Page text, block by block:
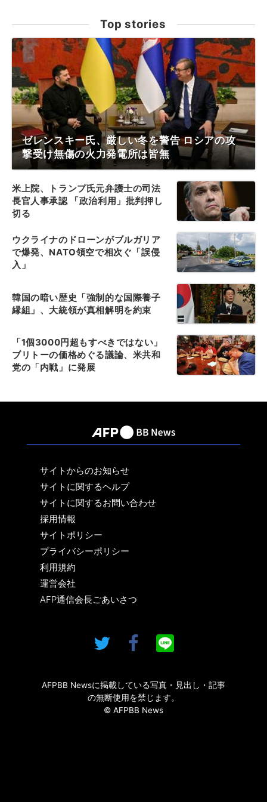
Top stories
ゼレンスキー氏、厳しい冬を警告 ロシアの攻
撃受け無傷の火力発電所は皆無
米上院、トランプ氏元弁護士の司法
長官人事承認 「政治利用」批判押し
切る
ウクライナのドローンがブルガリア
で爆発、NATO領空で相次ぐ「誤侵
入」
韓国の暗い歴史「強制的な国際養子
縁組」、大統領が真相解明を約束
「1個3000円超もすべきではない」
ブリトーの価格めぐる議論、米共和
党の「内戦」に発展
サイトからのお知らせ
サイトに関するヘルプ
サイトに関するお問い合わせ
採用情報
サイトポリシー
プライバシーポリシー
利用規約
運営会社
AFP通信会長ごあいさつ
AFPBB Newsに掲載している写真・見出し・記事
の無断使用を禁じます。
© AFPBB News